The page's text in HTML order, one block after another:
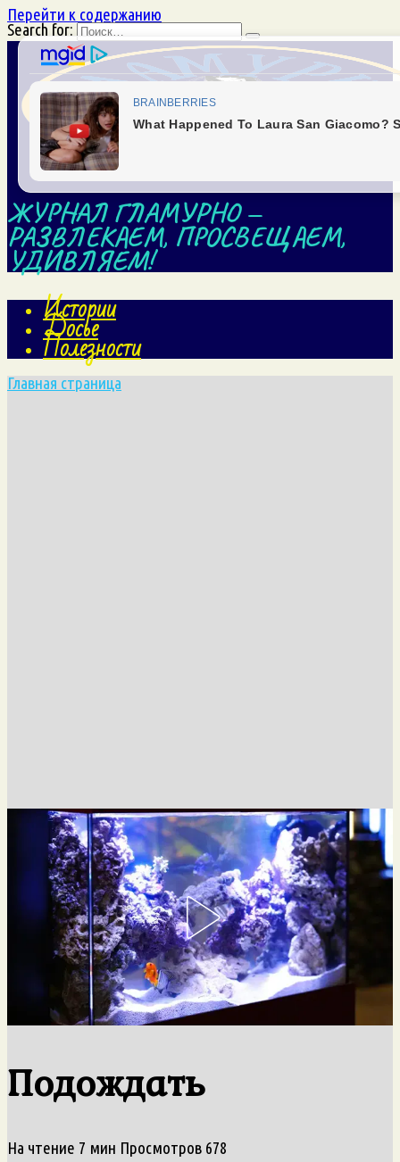
Перейти к содержанию
Search for:
ЖУРНАЛ ГЛАМУРНО —
РАЗВЛЕКАЕМ, ПРОСВЕЩАЕМ,
УДИВЛЯЕМ!
Истории
Досье
Полезности
Главная страница
Подождать
На чтение 7 мин Просмотров 678